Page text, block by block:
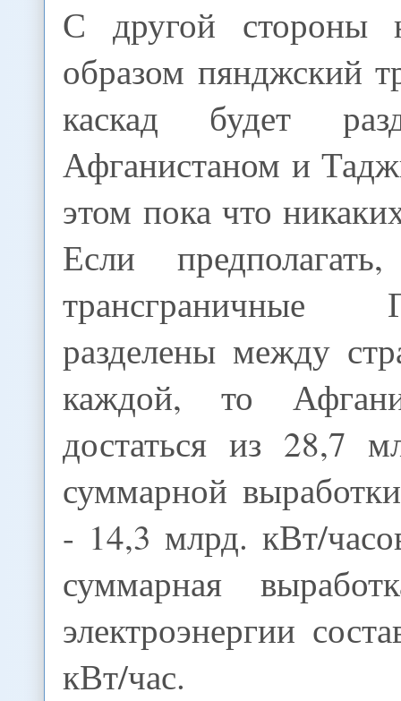
С другой стороны
образом пянджский
каскад будет
Афганистаном и
этом пока что
Если
разделены между
каждой, то
достаться из 28,7
суммарной
- 14,3 млрд. кВт/
суммарная
электроэнергии
кВт/час.